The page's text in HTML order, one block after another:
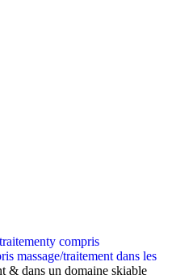
y compris
massage/traitement dans les
& dans un domaine skiable